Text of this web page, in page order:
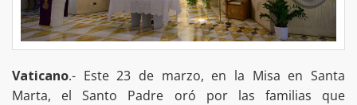
Vaticano.- Este 23 de marzo, en la Misa en Santa
Marta, el Santo Padre oró por las familias que